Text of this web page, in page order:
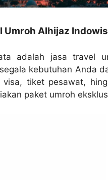
Umroh Alhijaz
adalah jasa travel
kebutuhan Anda
tiket pesawat,
paket umroh